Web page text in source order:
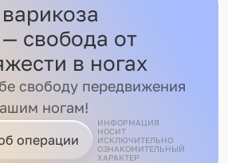
свобода от
в ногах
свободу передвижения
ногам!
операции
ИНФОРМАЦИЯ
НОСИТ
ИСКЛЮЧИТЕЛЬНО
ОЗНАКОМИТЕЛЬНЫЙ
ХАРАКТЕР